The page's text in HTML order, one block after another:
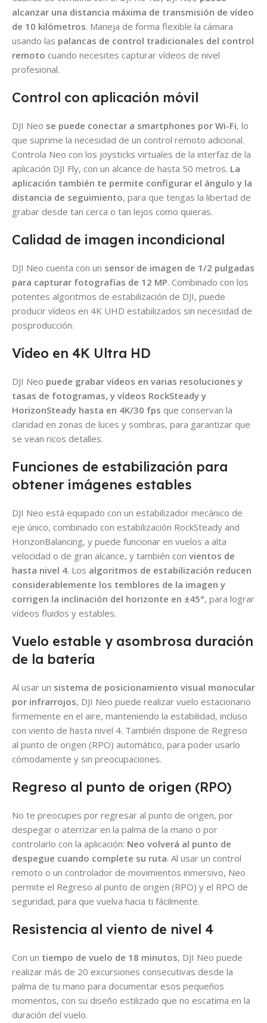
alcanzar una distancia máxima de transmisión de vídeo
de 10 kilómetros. Maneja de forma flexible la cámara
usando las palancas de control tradicionales del control
remoto cuando necesites capturar vídeos de nivel
profesional.
Control con aplicación móvil
DJI Neo se puede conectar a smartphones por Wi-Fi, lo
que suprime la necesidad de un control remoto adicional.
Controla Neo con los joysticks virtuales de la interfaz de la
aplicación DJI Fly, con un alcance de hasta 50 metros. La
aplicación también te permite configurar el ángulo y la
distancia de seguimiento, para que tengas la libertad de
grabar desde tan cerca o tan lejos como quieras.
Calidad de imagen incondicional
DJI Neo cuenta con un sensor de imagen de 1/2 pulgadas
para capturar fotografías de 12 MP. Combinado con los
potentes algoritmos de estabilización de DJI, puede
producir vídeos en 4K UHD estabilizados sin necesidad de
posproducción.
Vídeo en 4K Ultra HD
DJI Neo puede grabar vídeos en varias resoluciones y
tasas de fotogramas, y vídeos RockSteady y
HorizonSteady hasta en 4K/30 fps que conservan la
claridad en zonas de luces y sombras, para garantizar que
se vean ricos detalles.
Funciones de estabilización para
obtener imágenes estables
DJI Neo está equipado con un estabilizador mecánico de
eje único, combinado con estabilización RockSteady and
HorizonBalancing, y puede funcionar en vuelos a alta
velocidad o de gran alcance, y también con vientos de
hasta nivel 4. Los algoritmos de estabilización reducen
considerablemente los temblores de la imagen y
corrigen la inclinación del horizonte en ±45°, para lograr
vídeos fluidos y estables.
Vuelo estable y asombrosa duración
de la batería
Al usar un sistema de posicionamiento visual monocular
por infrarrojos, DJI Neo puede realizar vuelo estacionario
firmemente en el aire, manteniendo la estabilidad, incluso
con viento de hasta nivel 4. También dispone de Regreso
al punto de origen (RPO) automático, para poder usarlo
cómodamente y sin preocupaciones.
Regreso al punto de origen (RPO)
No te preocupes por regresar al punto de origen, por
despegar o aterrizar en la palma de la mano o por
controlarlo con la aplicación: Neo volverá al punto de
despegue cuando complete su ruta. Al usar un control
remoto o un controlador de movimientos inmersivo, Neo
permite el Regreso al punto de origen (RPO) y el RPO de
seguridad, para que vuelva hacia ti fácilmente.
Resistencia al viento de nivel 4
Con un tiempo de vuelo de 18 minutos, DJI Neo puede
realizar más de 20 excursiones consecutivas desde la
palma de tu mano para documentar esos pequeños
momentos, con su diseño estilizado que no escatima en la
duración del vuelo.